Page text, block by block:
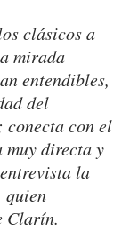
clásicos a
mirada
entendibles,
del
conecta con el
muy directa y
la
quien
Clarín.